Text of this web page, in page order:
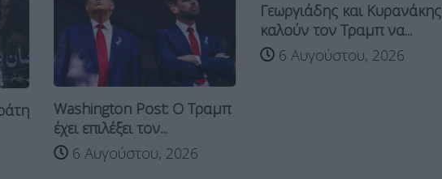
Washington Post: Ο Τραμπ
έχει επιλέξει τον...
6 Αυγούστου, 2026
Γεωργιάδης και Κυρανάκης
καλούν τον Τραμπ να...
6 Αυγούστου, 2026